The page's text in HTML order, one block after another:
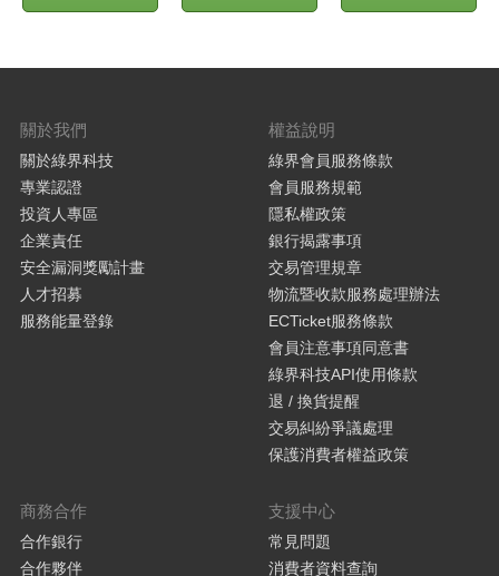
關於我們
關於綠界科技
專業認證
投資人專區
企業責任
安全漏洞獎勵計畫
人才招募
服務能量登錄
權益說明
綠界會員服務條款
會員服務規範
隱私權政策
銀行揭露事項
交易管理規章
物流暨收款服務處理辦法
ECTicket服務條款
會員注意事項同意書
綠界科技API使用條款
退 / 換貨提醒
交易糾紛爭議處理
保護消費者權益政策
商務合作
合作銀行
合作夥伴
支援中心
常見問題
消費者資料查詢